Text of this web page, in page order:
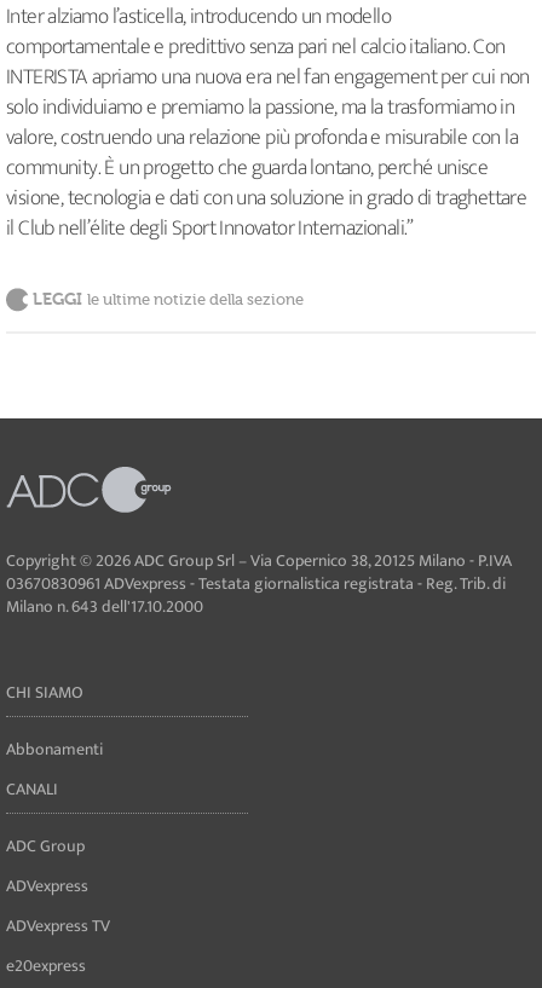
Inter alziamo l’asticella, introducendo un modello
comportamentale e predittivo senza pari nel calcio italiano. Con
INTERISTA apriamo una nuova era nel fan engagement per cui non
solo individuiamo e premiamo la passione, ma la trasformiamo in
valore, costruendo una relazione più profonda e misurabile con la
community. È un progetto che guarda lontano, perché unisce
visione, tecnologia e dati con una soluzione in grado di traghettare
il Club nell’élite degli Sport Innovator Internazionali.”
LEGGI le ultime notizie della sezione
Copyright © 2026 ADC Group Srl – Via Copernico 38, 20125 Milano - P.IVA
03670830961 ADVexpress - Testata giornalistica registrata - Reg. Trib. di
Milano n. 643 dell'17.10.2000
CHI SIAMO
Abbonamenti
CANALI
ADC Group
ADVexpress
ADVexpress TV
e20express